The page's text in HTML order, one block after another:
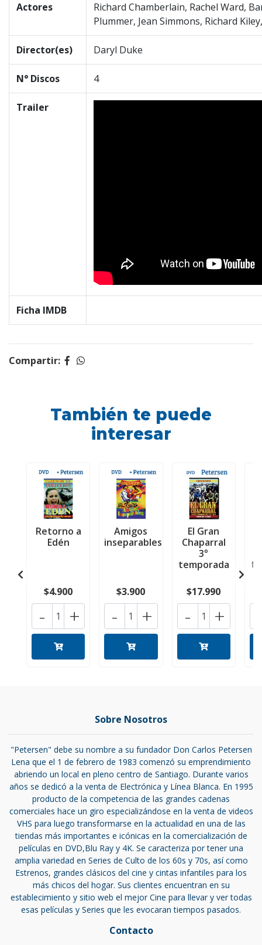
Actores
Richard Chamberlain, Rachel Ward,
Plummer, Jean Simmons, Richard
Director(es) Daryl Duke
N° Discos 4
Trailer
Ficha IMDB
Compartir:
También te puede
interesar
Retorno a
Edén
$4.900
+
-
Amigos
inseparables
$3.900
+
-
El Gran
Chaparral
3°
temporada
$17.990
+
-
Sobre Nosotros
"Petersen" debe su nombre a su fundador Don Carlos Petersen
Lena que el 1 de febrero de 1983 comenzó su emprendimiento
abriendo un local en pleno centro de Santiago. Durante varios
años se dedicó a la venta de Electrónica y Línea Blanca. En 1995
producto de la competencia de las grandes cadenas
comerciales hace un giro especializándose en la venta de videos
VHS para luego transformarse en la actualidad en una de las
tiendas más importantes e icónicas en la comercialización de
películas en DVD,Blu Ray y 4K. Se caracteriza por tener una
amplia variedad en Series de Culto de los 60s y 70s, así como
Estrenos, grandes clásicos del cine y cintas infantiles para los
más chicos del hogar. Sus clientes encuentran en su
establecimiento y sitio web el mejor Cine para llevar y ver todas
esas películas y Series que les evocaran tiempos pasados.
Contacto